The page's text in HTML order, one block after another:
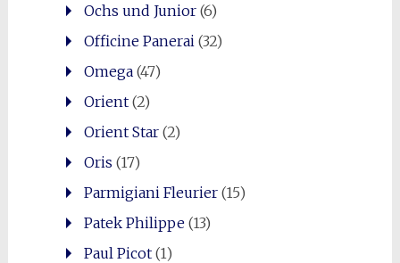
Ochs und Junior(6)
Officine Panerai (32)
Omega(47)
Orient(2)
Orient Star(2)
Oris (17)
Parmigiani Fleurier(15)
Patek Philippe(13)
Paul Picot(1)